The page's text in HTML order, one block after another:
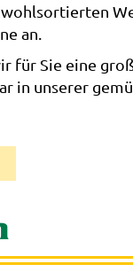
wohlsortierten
an.
für Sie eine
in unserer